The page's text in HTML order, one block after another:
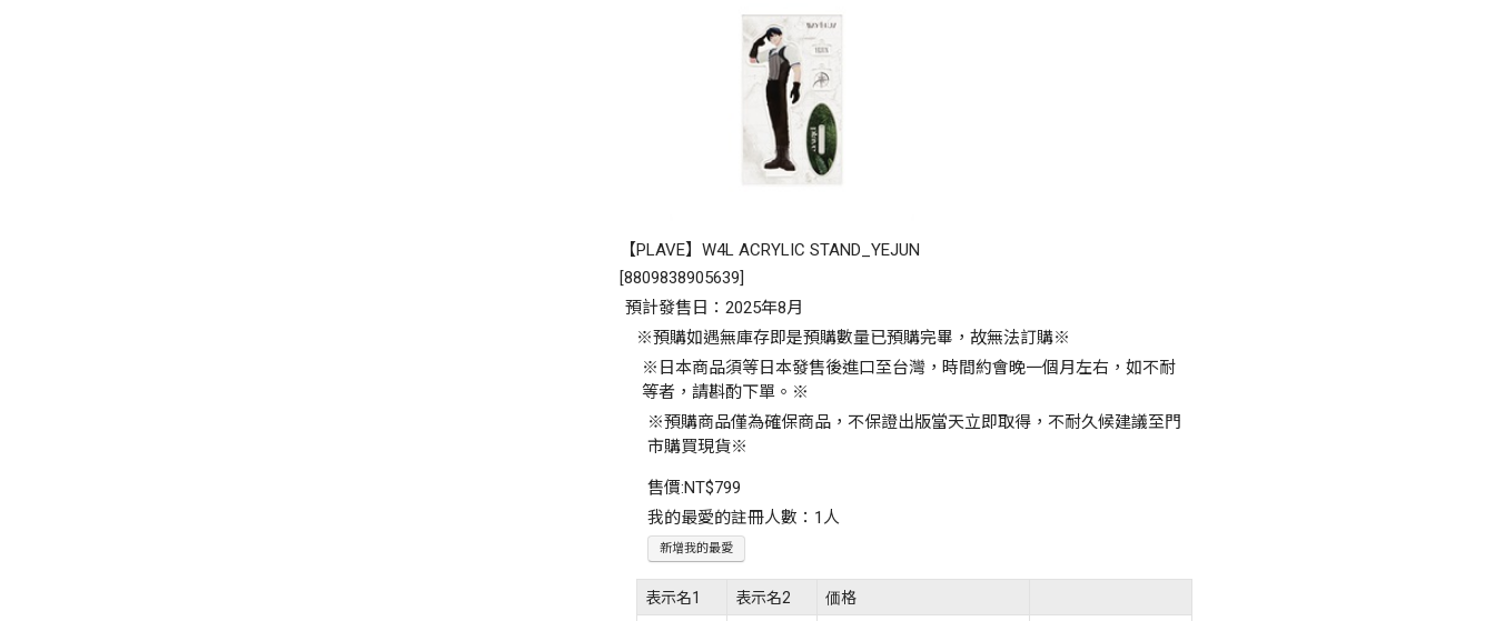
【PLAVE】W4L ACRYLIC STAND_YEJUN
[8809838905639]
預計發售日：2025年8月
※預購如遇無庫存即是預購數量已預購完畢，故無法訂購※
※日本商品須等日本發售後進口至台灣，時間約會晚一個月左右，如不耐
等者，請斟酌下單。※
※預購商品僅為確保商品，不保證出版當天立即取得，不耐久候建議至門
市購買現貨※
售價:NT$799
我的最愛的註冊人數：1人
新增我的最愛
表示名1 表示名2 価格